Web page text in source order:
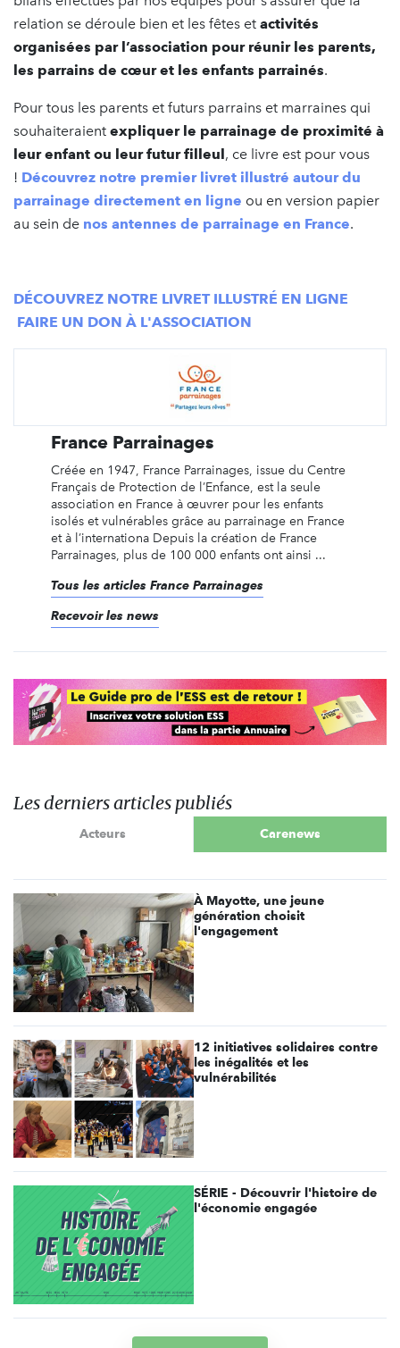
relation se déroule bien et les fêtes et activités
organisées par l’association pour réunir les parents,
les parrains de cœur et les enfants parrainés.
Pour tous les parents et futurs parrains et marraines qui
souhaiteraient expliquer le parrainage de proximité à
leur enfant ou leur futur filleul , ce livre est pour vous
! Découvrez notre premier livret illustré autour du
parrainage directement en ligne ou en version papier
au sein de nos antennes de parrainage en France.
DÉCOUVREZ NOTRE LIVRET ILLUSTRÉ EN LIGNE
FAIRE UN DON À L'ASSOCIATION
France Parrainages
Créée en 1947, France Parrainages, issue du Centre
Français de Protection de l’Enfance, est la seule
association en France à œuvrer pour les enfants
isolés et vulnérables grâce au parrainage en France
et à l’internationa Depuis la création de France
Parrainages, plus de 100 000 enfants ont ainsi ...
Tous les articles France Parrainages
Recevoir les news
Les derniers articles publiés
Acteurs Carenews
À Mayotte, une jeune
génération choisit
l'engagement
12 initiatives solidaires contre
les inégalités et les
vulnérabilités
SÉRIE - Découvrir l'histoire de
l'économie engagée